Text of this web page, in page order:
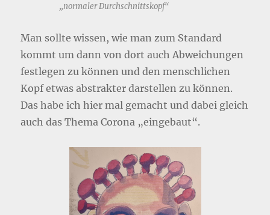
„normaler Durchschnittskopf“
Man sollte wissen, wie man zum Standard
kommt um dann von dort auch Abweichungen
festlegen zu können und den menschlichen
Kopf etwas abstrakter darstellen zu können.
Das habe ich hier mal gemacht und dabei gleich
auch das Thema Corona „eingebaut“.